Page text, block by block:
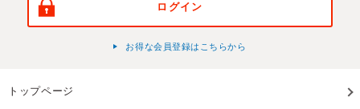
ログイン
お得な会員登録はこちらから
トップページ